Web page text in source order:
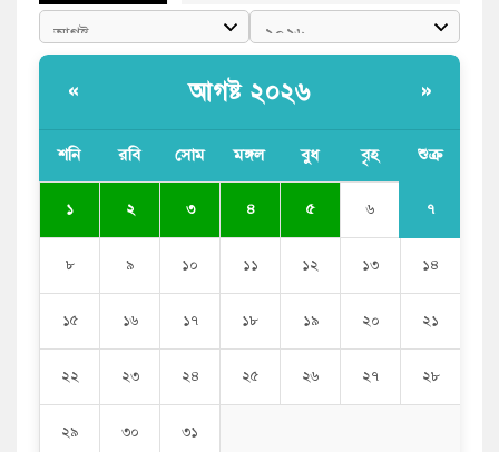
« আগষ্ট ২০২৬ »
শনি রবি সোম মঙ্গল বুধ বৃহ শুক্র
১ ২ ৩ ৪ ৫ ৬ ৭
৮ ৯ ১০ ১১ ১২ ১৩ ১৪
১৫ ১৬ ১৭ ১৮ ১৯ ২০ ২১
২২ ২৩ ২৪ ২৫ ২৬ ২৭ ২৮
২৯ ৩০ ৩১